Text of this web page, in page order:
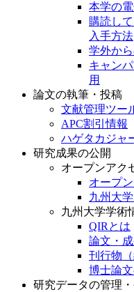
本学の
購読し
入手方法
学外か
キャン
用
論文の執筆・投稿
文献管理ツー
APC割引情報
ハゲタカジャ
研究成果の公開
オープンアク
オープ
九州大
九州大学学術
QIRとは
論文・
刊行物
博士論
研究データの管理